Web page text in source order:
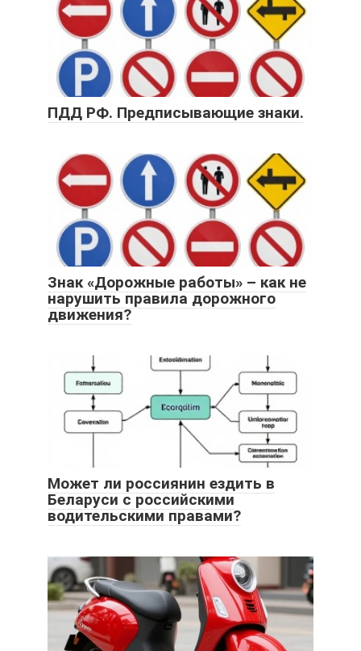
ПДД РФ. Предписывающие знаки.
Знак «Дорожные работы» – как не
нарушить правила дорожного
движения?
Может ли россиянин ездить в
Беларуси с российскими
водительскими правами?